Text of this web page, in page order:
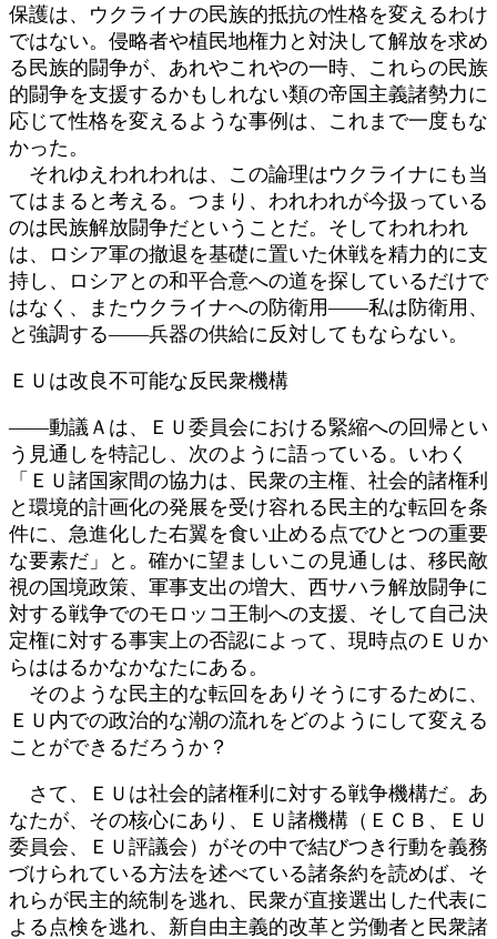
保護は、ウクライナの民族的抵抗の性格を変えるわけ
ではない。侵略者や植民地権力と対決して解放を求め
る民族的闘争が、あれやこれやの一時、これらの民族
的闘争を支援するかもしれない類の帝国主義諸勢力に
応じて性格を変えるような事例は、これまで一度もな
かった。
それゆえわれわれは、この論理はウクライナにも当
てはまると考える。つまり、われわれが今扱っている
のは民族解放闘争だということだ。そしてわれわれ
は、ロシア軍の撤退を基礎に置いた休戦を精力的に支
持し、ロシアとの和平合意への道を探しているだけで
はなく、またウクライナへの防衛用――私は防衛用、
と強調する――兵器の供給に反対してもならない。
ＥＵは改良不可能な反民衆機構
――動議Ａは、ＥＵ委員会における緊縮への回帰とい
う見通しを特記し、次のように語っている。いわく
「ＥＵ諸国家間の協力は、民衆の主権、社会的諸権利
と環境的計画化の発展を受け容れる民主的な転回を条
件に、急進化した右翼を食い止める点でひとつの重要
な要素だ」と。確かに望ましいこの見通しは、移民敵
視の国境政策、軍事支出の増大、西サハラ解放闘争に
対する戦争でのモロッコ王制への支援、そして自己決
定権に対する事実上の否認によって、現時点のＥＵか
らははるかなかなたにある。
そのような民主的な転回をありそうにするために、
ＥＵ内での政治的な潮の流れをどのようにして変える
ことができるだろうか？
さて、ＥＵは社会的諸権利に対する戦争機構だ。あ
なたが、その核心にあり、ＥＵ諸機構（ＥＣＢ、ＥＵ
委員会、ＥＵ評議会）がその中で結びつき行動を義務
づけられている方法を述べている諸条約を読めば、そ
れらが民主的統制を逃れ、民衆が直接選出した代表に
よる点検を逃れ、新自由主義的改革と労働者と民衆諸